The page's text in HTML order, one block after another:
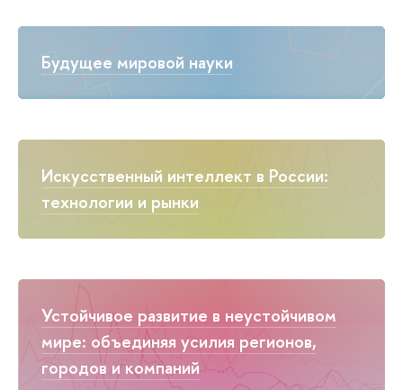
Будущее мировой науки
Искусственный интеллект в России:
технологии и рынки
Устойчивое развитие в неустойчивом
мире: объединяя усилия регионов,
городов и компаний